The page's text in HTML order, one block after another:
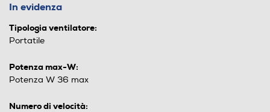
In evidenza
Tipologia ventilatore:
Portatile
Potenza max-W:
Potenza W 36 max
Numero di velocità: